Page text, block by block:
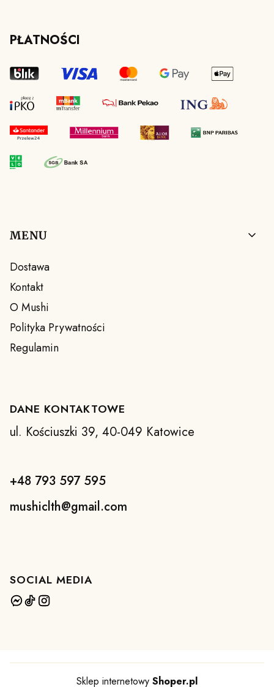
PŁATNOŚCI
Linki w stopce
MENU
Dostawa
Kontakt
O Mushi
Polityka Prywatności
Regulamin
DANE KONTAKTOWE
ul. Kościuszki 39, 40-049 Katowice
+48 793 597 595
mushiclth@gmail.com
SOCIAL MEDIA
Sklep internetowy Shoper.pl